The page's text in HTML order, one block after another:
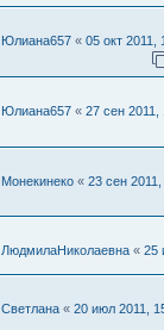
Юлиана657 « 05 окт 2011,
Юлиана657 « 27 сен 2011,
Монекинеко « 23 сен
ЛюдмилаНиколаевна « 25
Светлана « 20 июл 2011,